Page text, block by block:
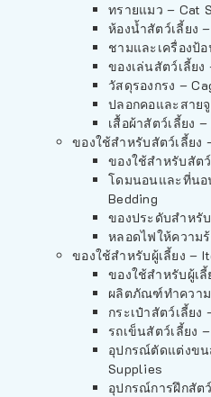
ทรายแมว – Cat
ห้องน้ำสัตว์เลี้ยง
ชามและเครื่องป้
ของเล่นสัตว์เลี้ยง
วัสดุรองกรง –
ปลอกคอและสาย
เสื้อผ้าสัตว์เลี้ยง
ของใช้สำหรับสัตว์เลี้ยง
ของใช้สำหรับสัต
โดมนอนและที่นอ
Bedding
ของประดับสำหรั
หลอดไฟให้ความ
ของใช้สำหรับผู้เลี้ยง –
ของใช้สำหรับผู้เ
ผลิตภัณฑ์ทำความ
กระเป๋าสัตว์เลี้ย
รถเข็นสัตว์เลี้ยง
อุปกรณ์ตัดแต่งขน
Supplies
อุปกรณ์การฝึกสัต